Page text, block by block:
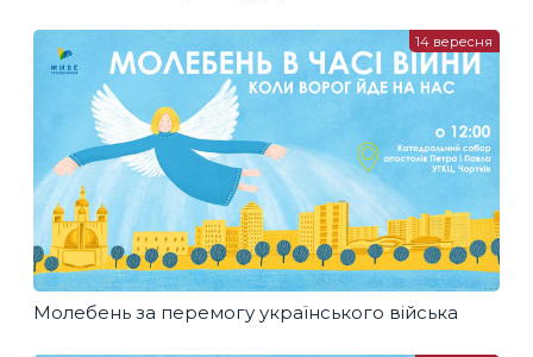
Молебень за перемогу українського війська
14 вересня